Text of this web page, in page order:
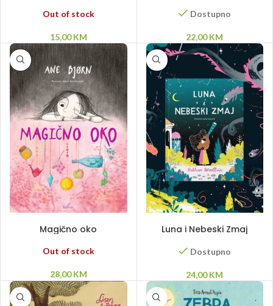
Out of stock
15,00KM
Dostupno
22,00KM
Magično oko
Out of stock
28,00KM
Luna i Nebeski Zmaj
Dostupno
24,00KM